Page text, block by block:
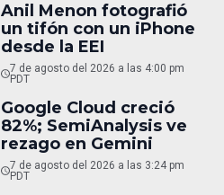
Anil Menon fotografió
un tifón con un iPhone
desde la EEI
7 de agosto del 2026 a las 4:00 pm
PDT
Google Cloud creció
82%; SemiAnalysis ve
rezago en Gemini
7 de agosto del 2026 a las 3:24 pm
PDT